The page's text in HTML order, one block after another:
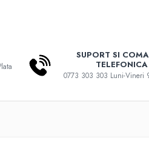
SUPORT SI
TELEFONICA
0773 303 303 Luni-Vineri